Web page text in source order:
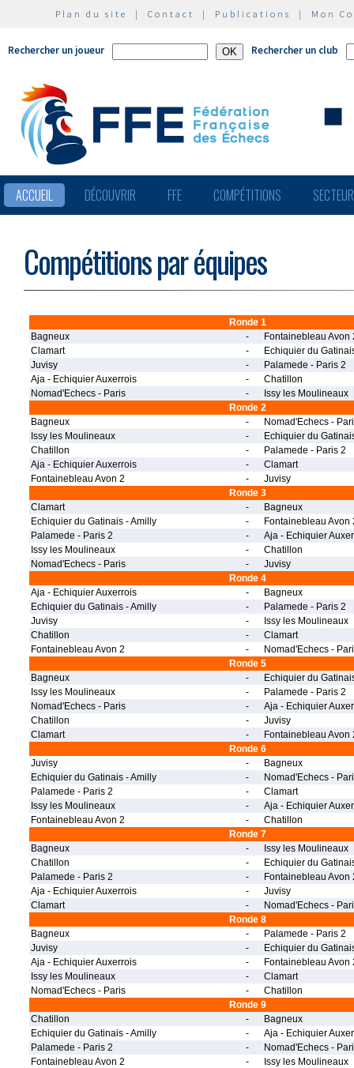
Plan du site | Contact | Publications | Mon
Rechercher un joueur Rechercher un club
ACCUEIL DÉCOUVRIR FFE COMPÉTITIONS
Compétitions par équipes
Ronde 1
Bagneux
-
Fontainebleau Avon
Clamart
-
Echiquier du
Juvisy
-
Palamede - Paris 2
Aja - Echiquier Auxerrois
-
Chatillon
Nomad'Echecs - Paris
-
Issy les Moulineaux
Ronde 2
Bagneux
-
Nomad'Echecs -
Issy les Moulineaux
-
Echiquier du
Chatillon
-
Palamede - Paris 2
Aja - Echiquier Auxerrois
-
Clamart
Fontainebleau Avon 2
-
Juvisy
Ronde 3
Clamart
-
Bagneux
Echiquier du Gatinais - Amilly
-
Fontainebleau Avon
Palamede - Paris 2
-
Aja - Echiquier
Issy les Moulineaux
-
Chatillon
Nomad'Echecs - Paris
-
Juvisy
Ronde 4
Aja - Echiquier Auxerrois
-
Bagneux
Echiquier du Gatinais - Amilly
-
Palamede - Paris 2
Juvisy
-
Issy les Moulineaux
Chatillon
-
Clamart
Fontainebleau Avon 2
-
Nomad'Echecs -
Ronde 5
Bagneux
-
Echiquier du
Issy les Moulineaux
-
Palamede - Paris 2
Nomad'Echecs - Paris
-
Aja - Echiquier
Chatillon
-
Juvisy
Clamart
-
Fontainebleau Avon
Ronde 6
Juvisy
-
Bagneux
Echiquier du Gatinais - Amilly
-
Nomad'Echecs -
Palamede - Paris 2
-
Clamart
Issy les Moulineaux
-
Aja - Echiquier
Fontainebleau Avon 2
-
Chatillon
Ronde 7
Bagneux
-
Issy les Moulineaux
Chatillon
-
Echiquier du
Palamede - Paris 2
-
Fontainebleau Avon
Aja - Echiquier Auxerrois
-
Juvisy
Clamart
-
Nomad'Echecs -
Ronde 8
Bagneux
-
Palamede - Paris 2
Juvisy
-
Echiquier du
Aja - Echiquier Auxerrois
-
Fontainebleau Avon
Issy les Moulineaux
-
Clamart
Nomad'Echecs - Paris
-
Chatillon
Ronde 9
Chatillon
-
Bagneux
Echiquier du Gatinais - Amilly
-
Aja - Echiquier
Palamede - Paris 2
-
Nomad'Echecs -
Fontainebleau Avon 2
-
Issy les Moulineaux